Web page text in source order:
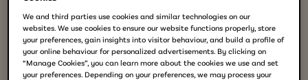
LEES MEER
We and third parties use cookies and similar technologies on our
websites. We use cookies to ensure our website functions properly, store
your preferences, gain insights into visitor behaviour, and build a profile of
your online behaviour for personalized advertisements. By clicking on
“Manage Cookies”, you can learn more about the cookies we use and set
your preferences. Depending on your preferences, we may process your